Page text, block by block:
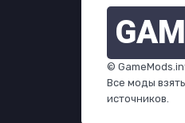
©
Все моды
источников.